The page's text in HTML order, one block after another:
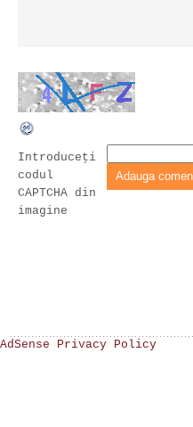
Introduceţi
codul
CAPTCHA din
imagine
AdSense Privacy Policy